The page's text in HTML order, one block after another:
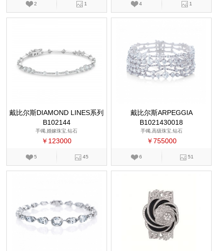
2 1 4 1
戴比尔斯DIAMOND LINES系列
B102144
手镯,婚嫁珠宝,钻石
￥123000
5 45
戴比尔斯ARPEGGIA
B1021430018
手镯,高级珠宝,钻石
￥755000
6 51